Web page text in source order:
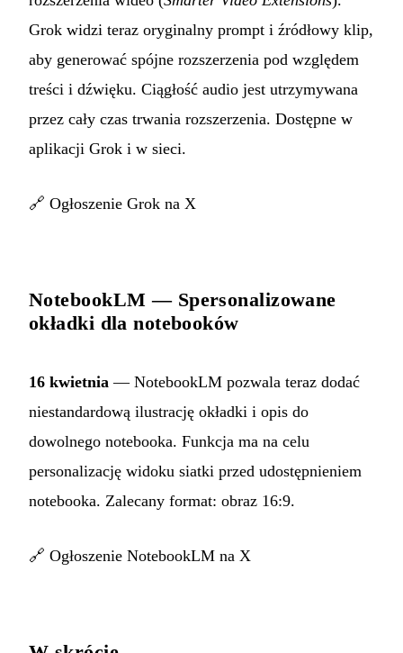
Grok widzi teraz oryginalny prompt i źródłowy klip,
aby generować spójne rozszerzenia pod względem
treści i dźwięku. Ciągłość audio jest utrzymywana
przez cały czas trwania rozszerzenia. Dostępne w
aplikacji Grok i w sieci.
🔗 Ogłoszenie Grok na X
NotebookLM — Spersonalizowane
okładki dla notebooków
16 kwietnia — NotebookLM pozwala teraz dodać
niestandardową ilustrację okładki i opis do
dowolnego notebooka. Funkcja ma na celu
personalizację widoku siatki przed udostępnieniem
notebooka. Zalecany format: obraz 16:9.
🔗 Ogłoszenie NotebookLM na X